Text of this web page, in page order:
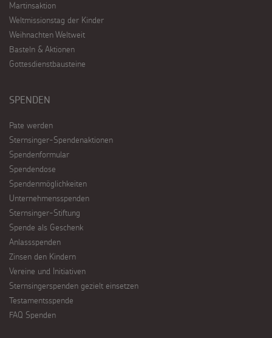
Martinsaktion
Weltmissionstag der Kinder
Weihnachten Weltweit
Basteln & Aktionen
Gottesdienstbausteine
SPENDEN
Pate werden
Sternsinger-Spendenaktionen
Spendenformular
Spendendose
Spendenmöglichkeiten
Unternehmensspenden
Sternsinger-Stiftung
Spende als Geschenk
Anlassspenden
Zinsen den Kindern
Vereine und Initiativen
Sternsingerspenden gezielt einsetzen
Testamentsspende
FAQ Spenden